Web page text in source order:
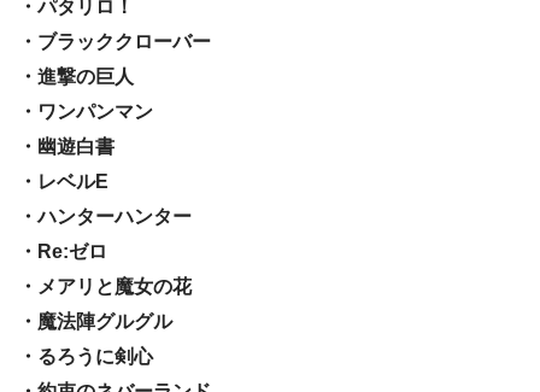
・パタリロ！
・ブラッククローバー
・進撃の巨人
・ワンパンマン
・幽遊白書
・レベルE
・ハンターハンター
・Re:ゼロ
・メアリと魔女の花
・魔法陣グルグル
・るろうに剣心